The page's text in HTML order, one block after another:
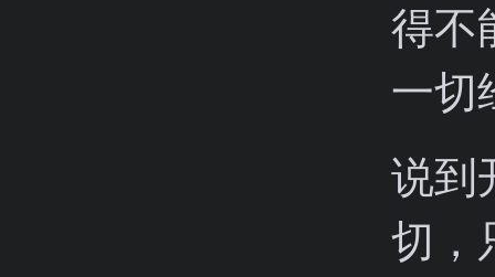
得不
一切
说到
切，